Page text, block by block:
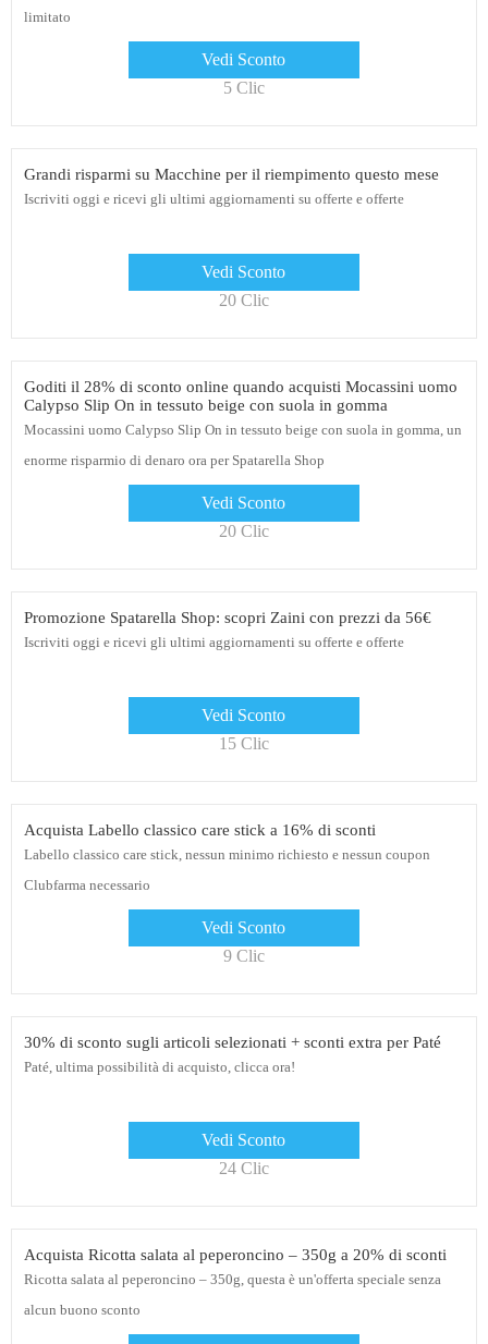
limitato
Vedi Sconto
5 Clic
Grandi risparmi su Macchine per il riempimento questo mese
Iscriviti oggi e ricevi gli ultimi aggiornamenti su offerte e offerte
Vedi Sconto
20 Clic
Goditi il ​​28% di sconto online quando acquisti Mocassini uomo
Calypso Slip On in tessuto beige con suola in gomma
Mocassini uomo Calypso Slip On in tessuto beige con suola in gomma, un
enorme risparmio di denaro ora per Spatarella Shop
Vedi Sconto
20 Clic
Promozione Spatarella Shop: scopri Zaini con prezzi da 56€
Iscriviti oggi e ricevi gli ultimi aggiornamenti su offerte e offerte
Vedi Sconto
15 Clic
Acquista Labello classico care stick a 16% di sconti
Labello classico care stick, nessun minimo richiesto e nessun coupon
Clubfarma necessario
Vedi Sconto
9 Clic
30% di sconto sugli articoli selezionati + sconti extra per Paté
Paté, ultima possibilità di acquisto, clicca ora!
Vedi Sconto
24 Clic
Acquista Ricotta salata al peperoncino – 350g a 20% di sconti
Ricotta salata al peperoncino – 350g, questa è un'offerta speciale senza
alcun buono sconto